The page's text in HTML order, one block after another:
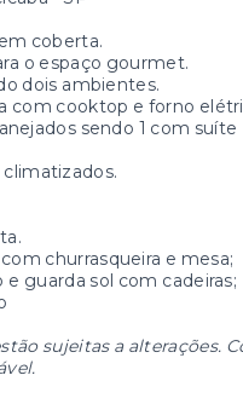
coberta.
o espaço gourmet.
dois ambientes.
com cooktop e forno
sendo 1 com suíte
churrasqueira e mesa;
e guarda sol com cadeiras;
sujeitas a alterações.